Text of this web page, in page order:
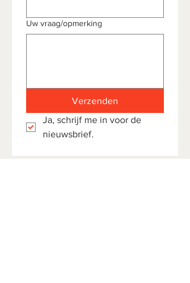
Uw vraag/opmerking
Verzenden
Ja, schrijf me in voor de
nieuwsbrief.